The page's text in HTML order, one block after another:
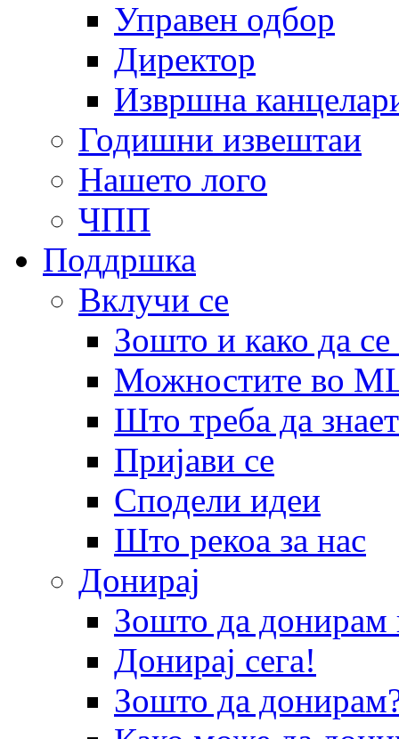
Управен одбор
Директор
Извршна
Годишни извештаи
Нашето лого
ЧПП
Поддршка
Вклучи се
Зошто и како да
Можностите во
Што треба да
Пријави се
Сподели идеи
Што рекоа за нас
Донирај
Зошто да
Донирај сега!
Зошто да